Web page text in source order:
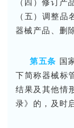
（四）修订产
（五）调整品
器械产品、删
第五条 国
下简称器械标
结果及其他情
录》的，及时